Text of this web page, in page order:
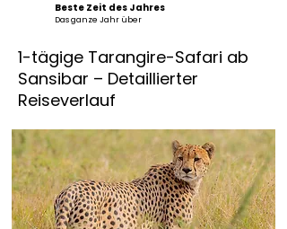
Beste Zeit des Jahres
Das ganze Jahr über
1-tägige Tarangire-Safari ab
Sansibar – Detaillierter
Reiseverlauf